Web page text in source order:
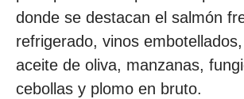
donde se destacan el salmón
refrigerado, vinos
aceite de oliva, manzanas,
cebollas y plomo en bruto.